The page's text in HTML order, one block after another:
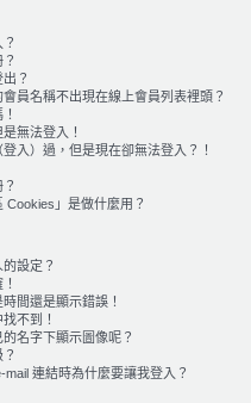
？
員名稱不出現在線上會員列表裡頭？
無法登入！
入）過，但是現在卻無法登入？！
Cookies」是做什麼用？
設定？
間還是顯示錯誤！
不到！
名字下顯示圖像呢？
mail 連結時為什麼要讓我登入？